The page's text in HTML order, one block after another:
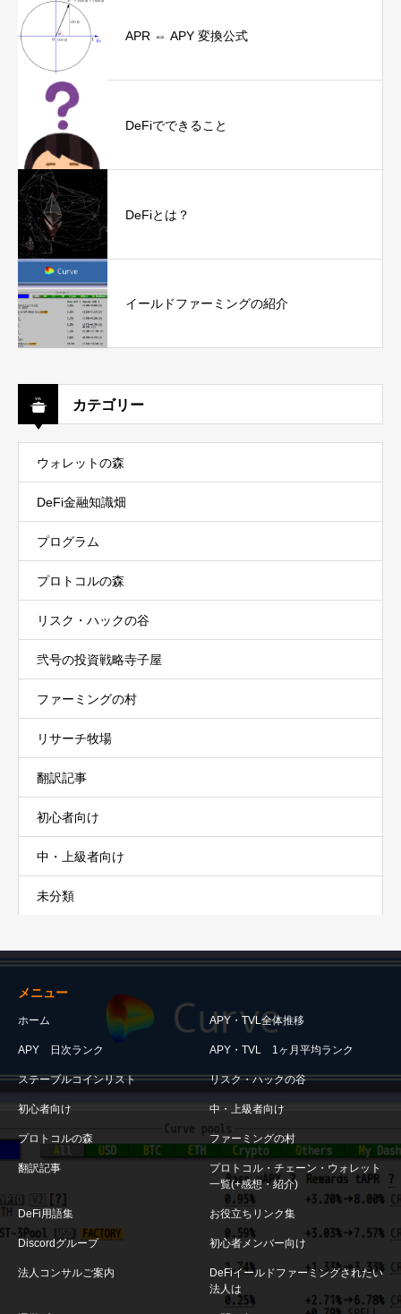
APR ⇔ APY 変換公式
DeFiでできること
DeFiとは？
イールドファーミングの紹介
カテゴリー
ウォレットの森
DeFi金融知識畑
プログラム
プロトコルの森
リスク・ハックの谷
弐号の投資戦略寺子屋
ファーミングの村
リサーチ牧場
翻訳記事
初心者向け
中・上級者向け
未分類
メニュー
ホーム APY・TVL全体推移
APY 日次ランク APY・TVL 1ヶ月平均ランク
ステーブルコインリスト リスク・ハックの谷
初心者向け 中・上級者向け
プロトコルの森 ファーミングの村
翻訳記事
プロトコル・チェーン・ウォレット
一覧(+感想・紹介)
DeFi用語集 お役立ちリンク集
Discordグループ 初心者メンバー向け
法人コンサルご案内
DeFiイールドファーミングされたい
法人は